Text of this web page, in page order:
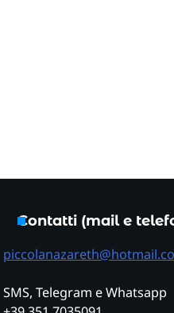
Contatti (mail e
SMS, Telegram e Whatsapp